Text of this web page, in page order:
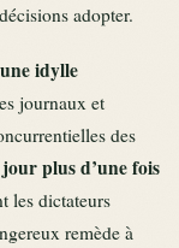
adopter.
idylle
journaux et
des
plus d’une fois
les dictateurs
remède à